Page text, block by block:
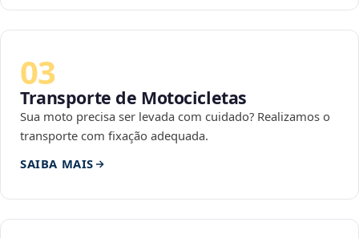
03
Transporte de Motocicletas
Sua moto precisa ser levada com cuidado? Realizamos o
transporte com fixação adequada.
SAIBA MAIS